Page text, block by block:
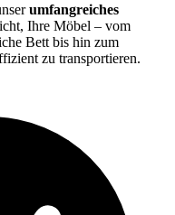
umfangreiches
Ihre Möbel – vom
Bett bis hin zum
zu transportieren.